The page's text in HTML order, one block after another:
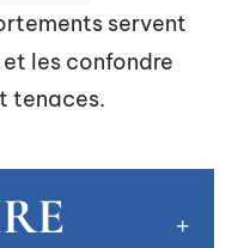
servent
les confondre
tenaces.